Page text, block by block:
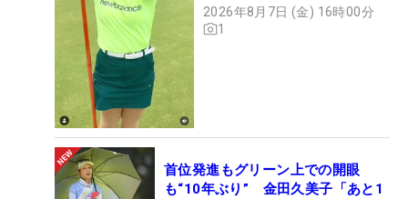
2026年8月7日 (金) 16時00分
1
首位発進もグリーン上での開眼
も“10年ぶり” 金田久美子「あと1